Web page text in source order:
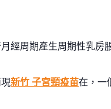
經周期產生周期性乳房
新竹 子宮頸疫苗在，一